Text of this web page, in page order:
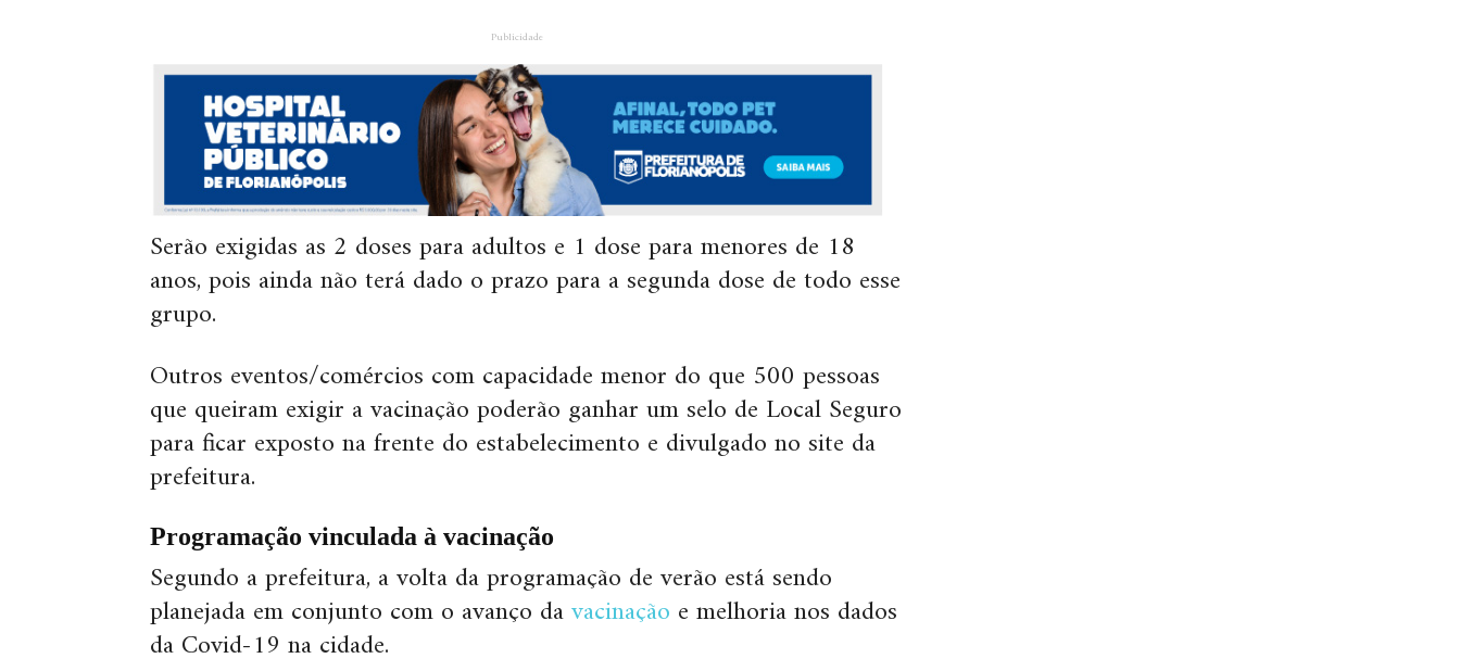
Publicidade
Serão exigidas as 2 doses para adultos e 1 dose para menores de 18
anos, pois ainda não terá dado o prazo para a segunda dose de todo esse
grupo.
Outros eventos/comércios com capacidade menor do que 500 pessoas
que queiram exigir a vacinação poderão ganhar um selo de Local Seguro
para ficar exposto na frente do estabelecimento e divulgado no site da
prefeitura.
Programação vinculada à vacinação
Segundo a prefeitura, a volta da programação de verão está sendo
planejada em conjunto com o avanço davacinação e melhoria nos dados
da Covid-19 na cidade.